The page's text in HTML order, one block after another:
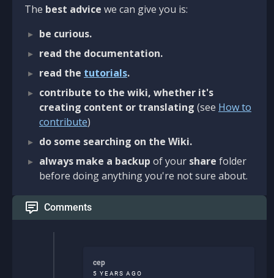
The best advice we can give you is:
be curious.
read the documentation.
read the tutorials.
contribute to the wiki, whether it's
creating content or translating (see How to
contribute)
do some searching on the Wiki.
always make a backup of your share folder
before doing anything you're not sure about.
Comments
cep
5 YEARS AGO